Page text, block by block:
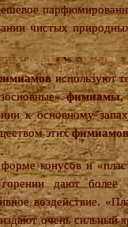
чистых
используют
фимиамы,
к основному
этих
конусов и
дают более
воздействие.
очень сильный